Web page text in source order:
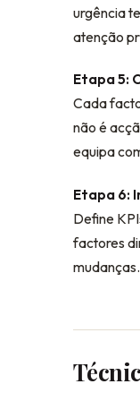
urgência
atenção
Etapa 5:
Cada
não é
equipa
Etapa 6:
Define
factores
mudanças.